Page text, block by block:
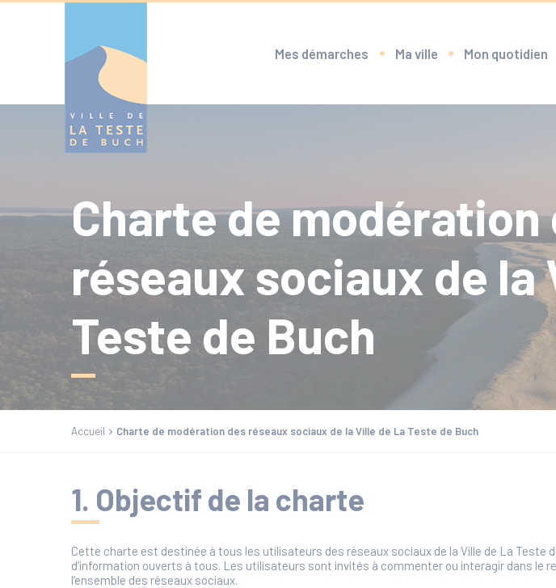
Mes démarches Ma ville Mon quotidien
Charte de modération
réseaux sociaux de la
Teste de Buch
Accueil Charte de modération des réseaux sociaux de la Ville de La Teste de Buch
1. Objectif de la charte
Cette charte est destinée à tous les utilisateurs des réseaux sociaux de la Ville de La Teste
d’information ouverts à tous. Les utilisateurs sont invités à commenter ou interagir dans
l’ensemble des réseaux sociaux.
Cookies management panel